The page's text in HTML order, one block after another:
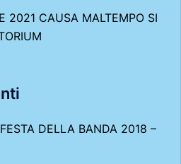
2021 CAUSA MALTEMPO SI
FESTA DELLA BANDA 2018 –